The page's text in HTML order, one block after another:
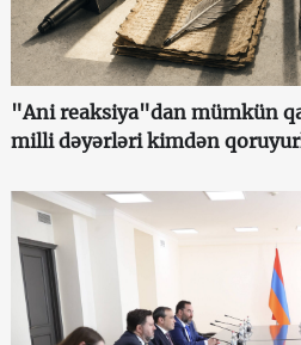
"Ani reaksiya"dan mümkün
milli dəyərləri kimdən